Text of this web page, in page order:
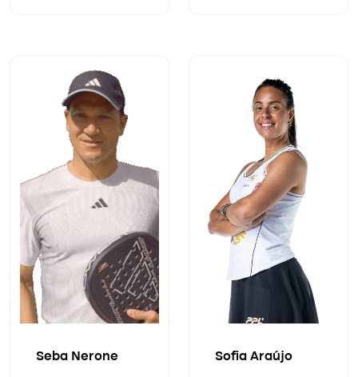
Seba Nerone Sofia Araújo